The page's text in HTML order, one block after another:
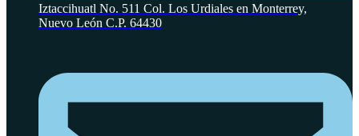
Iztaccihuatl No. 511 Col. Los Urdiales en Monterrey,
Nuevo León C.P. 64430